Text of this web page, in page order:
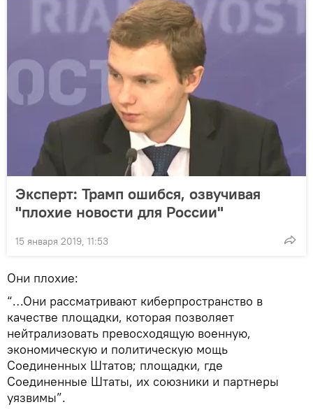
Эксперт: Трамп ошибся, озвучивая
"плохие новости для России"
15 января 2019, 11:53
Они плохие:
“…Они рассматривают киберпространство в
качестве площадки, которая позволяет
нейтрализовать превосходящую военную,
экономическую и политическую мощь
Соединенных Штатов; площадки, где
Соединенные Штаты, их союзники и партнеры
уязвимы”.